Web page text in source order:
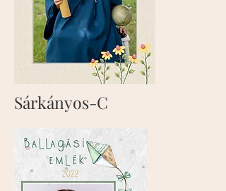
Sárkányos-C